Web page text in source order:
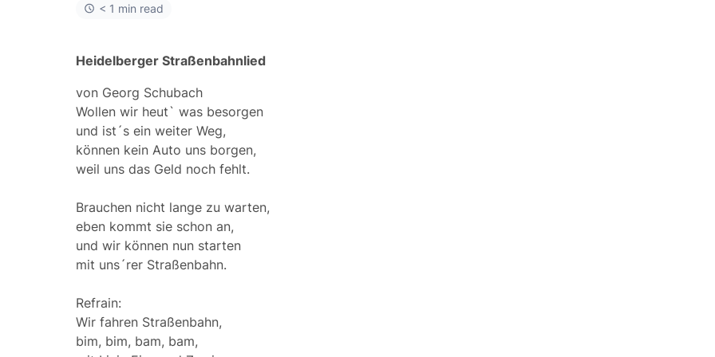
< 1 min read
Heidelberger Straßenbahnlied
von Georg Schubach
Wollen wir heut` was besorgen
und ist´s ein weiter Weg,
können kein Auto uns borgen,
weil uns das Geld noch fehlt.
Brauchen nicht lange zu warten,
eben kommt sie schon an,
und wir können nun starten
mit uns´rer Straßenbahn.
Refrain:
Wir fahren Straßenbahn,
bim, bim, bam, bam,